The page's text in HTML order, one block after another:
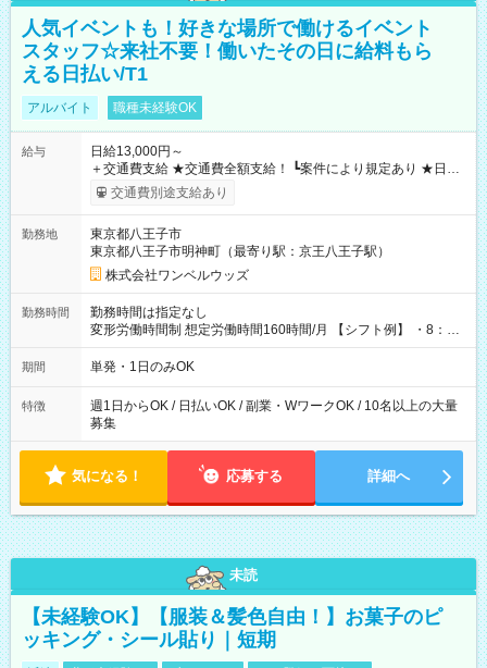
人気イベントも！好きな場所で働けるイベント
スタッフ☆来社不要！働いたその日に給料もら
える日払い/T1
アルバイト 職種未経験OK
給与
日給13,000円～
＋交通費支給 ★交通費全額支給！ ┗案件により規定あり ★日払
いOK！（規定あり） ┗働いたその日に現金GET♪ お仕事後はコ
ンビニATMから 日払い分を引き落とせます！ 【試用期間】試
交通費別途支給あり
勤務地
東京都八王子市
東京都八王子市明神町（最寄り駅：京王八王子駅）
株式会社ワンベルウッズ
勤務時間
勤務時間は指定なし
変形労働時間制 想定労働時間160時間/月 【シフト例】 ・8：00
～21：00
期間 単発・1日のみOK
特徴
週1日からOK / 日払いOK / 副業・WワークOK / 10名以上の大量
募集
気になる！ 応募する 詳細へ
未読
【未経験OK】【服装＆髪色自由！】お菓子のピ
ッキング・シール貼り｜短期